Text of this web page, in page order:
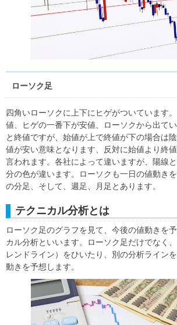
ローソク足
四角いローソクに上下にヒゲがついています
値、ヒゲの一番下が安値、ローソクから出て
と終値ですが、始値が上で終値が下の場合は
値が安い意味となります、反対に始値より終
言われます。各社によって違いますが、陽線
分の色が違います。ローソクも一日の値動き
の分足、そして、週足、月足とあります。
テクニカル分析とは
ローソク足のグラフを見て、今後の値動きを
カル分析といいます。ローソク足だけでなく
レンドライン）をひいたり、別の分析ライン
動きを予想します。